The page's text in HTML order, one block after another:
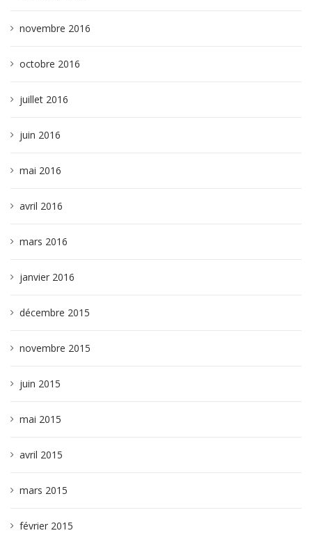
novembre 2016
octobre 2016
juillet 2016
juin 2016
mai 2016
avril 2016
mars 2016
janvier 2016
décembre 2015
novembre 2015
juin 2015
mai 2015
avril 2015
mars 2015
février 2015